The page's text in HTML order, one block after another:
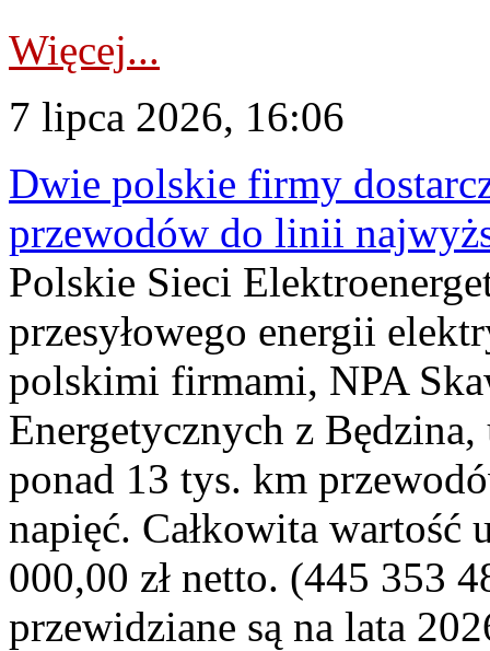
Więcej...
7 lipca 2026, 16:06
Dwie polskie firmy
przewodów do linii
Polskie Sieci
przesyłowego energii
polskimi firmami, NPA
Energetycznych z
ponad 13 tys. km
napięć. Całkowita
000,00 zł netto. (445 353
przewidziane są na lata